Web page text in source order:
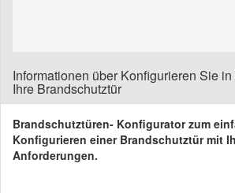
Informationen über Konfigurieren Sie
Ihre Brandschutztür
Brandschutztüren- Konfigurator zum
Konfigurieren einer Brandschutztür mit
Anforderungen.